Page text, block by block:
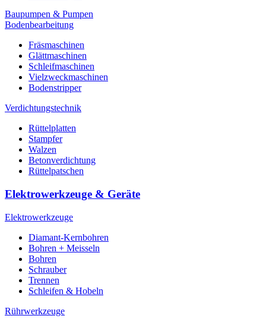
Baupumpen & Pumpen
Bodenbearbeitung
Fräsmaschinen
Glättmaschinen
Schleifmaschinen
Vielzweckmaschinen
Bodenstripper
Verdichtungstechnik
Rüttelplatten
Stampfer
Walzen
Betonverdichtung
Rüttelpatschen
Elektrowerkzeuge & Geräte
Elektrowerkzeuge
Diamant-Kernbohren
Bohren + Meisseln
Bohren
Schrauber
Trennen
Schleifen & Hobeln
Rührwerkzeuge